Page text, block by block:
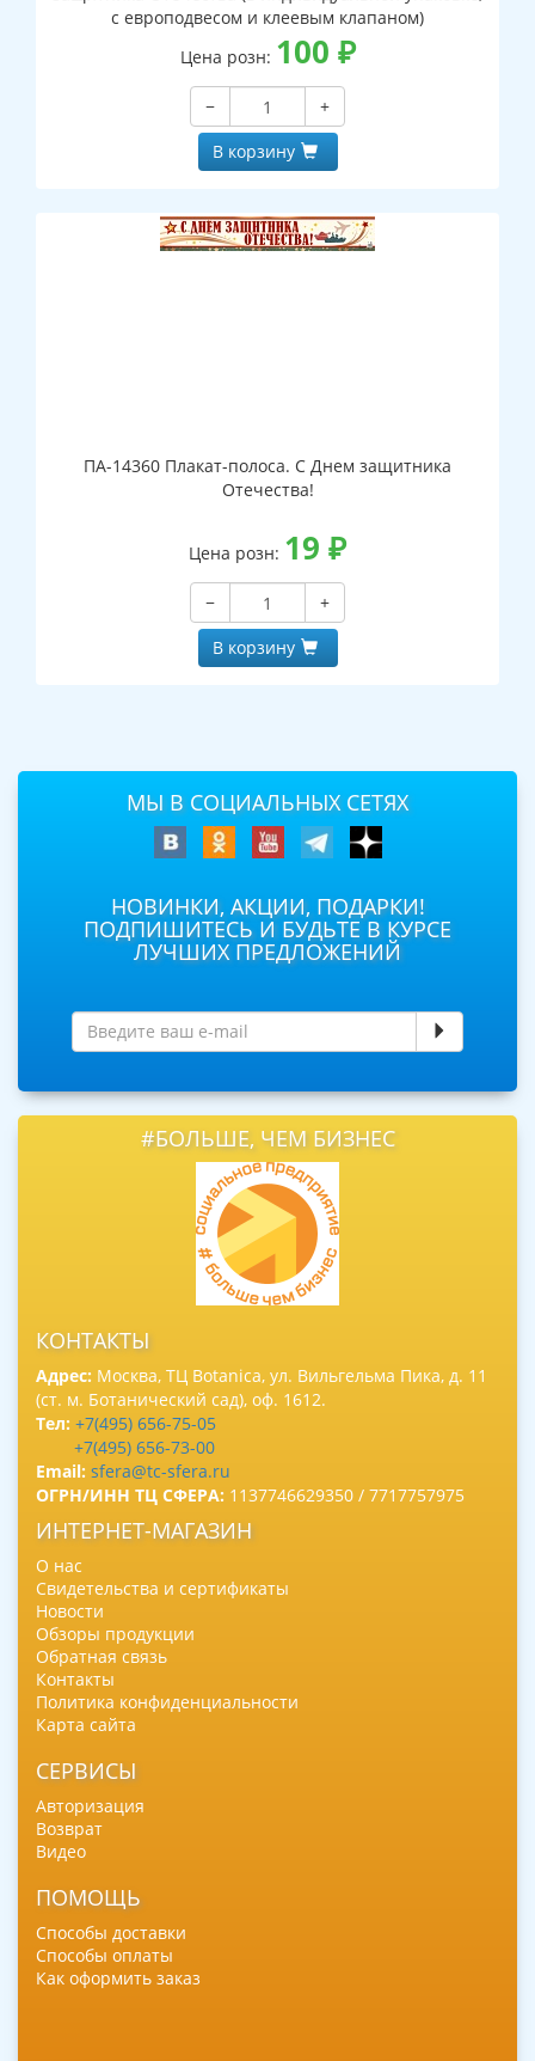
с европодвесом и клеевым клапаном)
Цена розн: 100 ₽
−
+
В корзину
ПА-14360 Плакат-полоса. С Днем защитника
Отечества!
Цена розн: 19 ₽
−
+
В корзину
МЫ В СОЦИАЛЬНЫХ СЕТЯХ
НОВИНКИ, АКЦИИ, ПОДАРКИ!
ПОДПИШИТЕСЬ И БУДЬТЕ В КУРСЕ
ЛУЧШИХ ПРЕДЛОЖЕНИЙ
#БОЛЬШЕ, ЧЕМ БИЗНЕС
КОНТАКТЫ
Адрес: Москва, ТЦ Botanica, ул. Вильгельма Пика, д. 11
(ст. м. Ботанический сад), оф. 1612.
Тел: +7(495) 656-75-05
+7(495) 656-73-00
Email: sfera@tc-sfera.ru
ОГРН/ИНН ТЦ СФЕРА: 1137746629350 / 7717757975
ИНТЕРНЕТ-МАГАЗИН
О нас
Свидетельства и сертификаты
Новости
Обзоры продукции
Обратная связь
Контакты
Политика конфиденциальности
Карта сайта
СЕРВИСЫ
Авторизация
Возврат
Видео
ПОМОЩЬ
Способы доставки
Способы оплаты
Как оформить заказ